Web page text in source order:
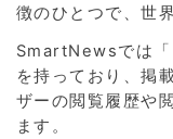
徴のひとつで、世
SmartNewsでは「
を持っており、掲
ザーの閲覧履歴や
ます。